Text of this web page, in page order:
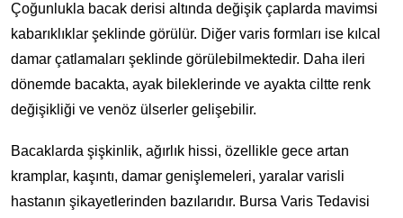
Çoğunlukla bacak derisi altında değişik çaplarda mavimsi
kabarıklıklar şeklinde görülür. Diğer varis formları ise kılcal
damar çatlamaları şeklinde görülebilmektedir. Daha ileri
dönemde bacakta, ayak bileklerinde ve ayakta ciltte renk
değişikliği ve venöz ülserler gelişebilir.
Bacaklarda şişkinlik, ağırlık hissi, özellikle gece artan
kramplar, kaşıntı, damar genişlemeleri, yaralar varisli
hastanın şikayetlerinden bazılarıdır. Bursa Varis Tedavisi